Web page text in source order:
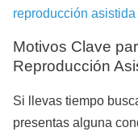
reproducción asistida
Motivos Clave
Reproducción
Si llevas tiempo
presentas alguna